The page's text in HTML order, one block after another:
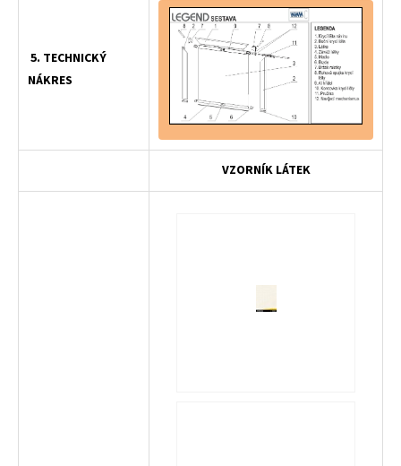
5. TECHNICKÝ
NÁKRES
VZORNÍK LÁTEK